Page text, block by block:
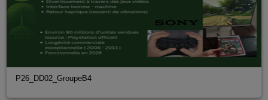
P26_DD02_GroupeB4